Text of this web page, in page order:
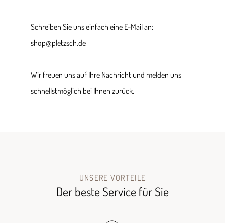
Schreiben Sie uns einfach eine E-Mail an:
shop@pletzsch.de
Wir freuen uns auf Ihre Nachricht und melden uns
schnellstmöglich bei Ihnen zurück.
UNSERE VORTEILE
Der beste Service für Sie